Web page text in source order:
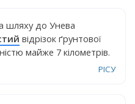
шляху до Унева
відрізок ґрунтової
майже 7 кілометрів.
РІСУ